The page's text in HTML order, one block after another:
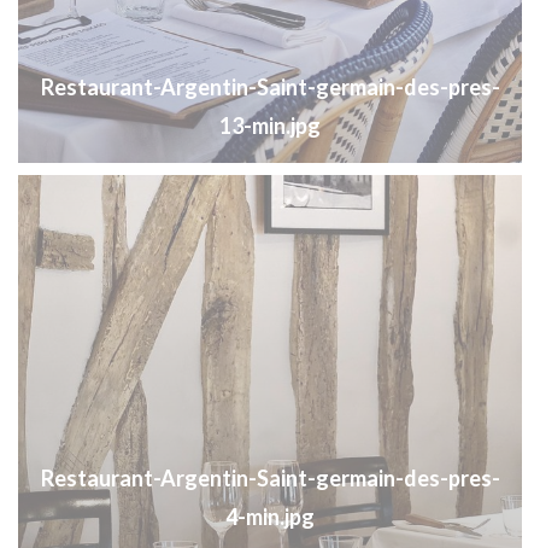
Restaurant-Argentin-Saint-germain-des-pres-
13-min.jpg
Restaurant-Argentin-Saint-germain-des-pres-
4-min.jpg